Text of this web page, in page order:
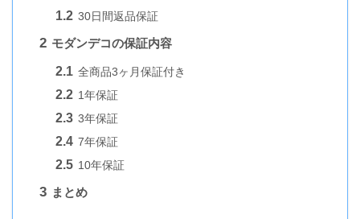
1.2 30日間返品保証
2 モダンデコの保証内容
2.1 全商品3ヶ月保証付き
2.2 1年保証
2.3 3年保証
2.4 7年保証
2.5 10年保証
3 まとめ